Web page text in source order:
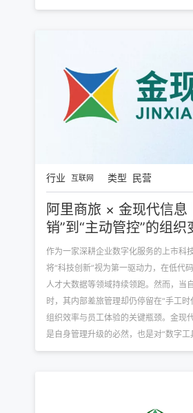
式逐渐成为效率与体验的“绊脚石”。引
行业 互联网 类型 民营
阿里商旅 × 金现代信息
销”到“主动管控”的组织
作为一家深耕企业数字化服务的上市科
将“科技创新”视为第一驱动力，在低代
人才大数据等领域持续领跑。然而，当
时，其内部差旅管理却仍停留在“手工
组织效率与员工体验的关键瓶颈。金现
是自身管理升级的必然，也是对“数字工
诠释。